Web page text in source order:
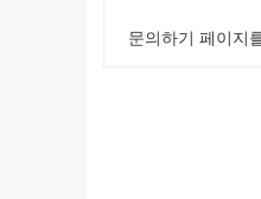
문의하기 페이지